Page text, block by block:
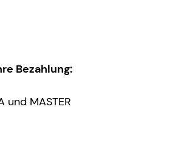
Bezahlung:
und MASTER